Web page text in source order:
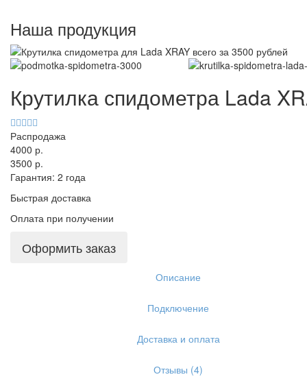
Наша продукция
Крутилка спидометра Lada
Распродажа
4000 р.
3500 р.
Гарантия: 2 года
Быстрая доставка
Оплата при получении
Оформить заказ
Описание
Подключение
Доставка и оплата
Отзывы (4)